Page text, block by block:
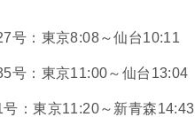
号：東京8:08～仙台10:11
号：東京11:00～仙台13:04
号：東京11:20～新青森14:43